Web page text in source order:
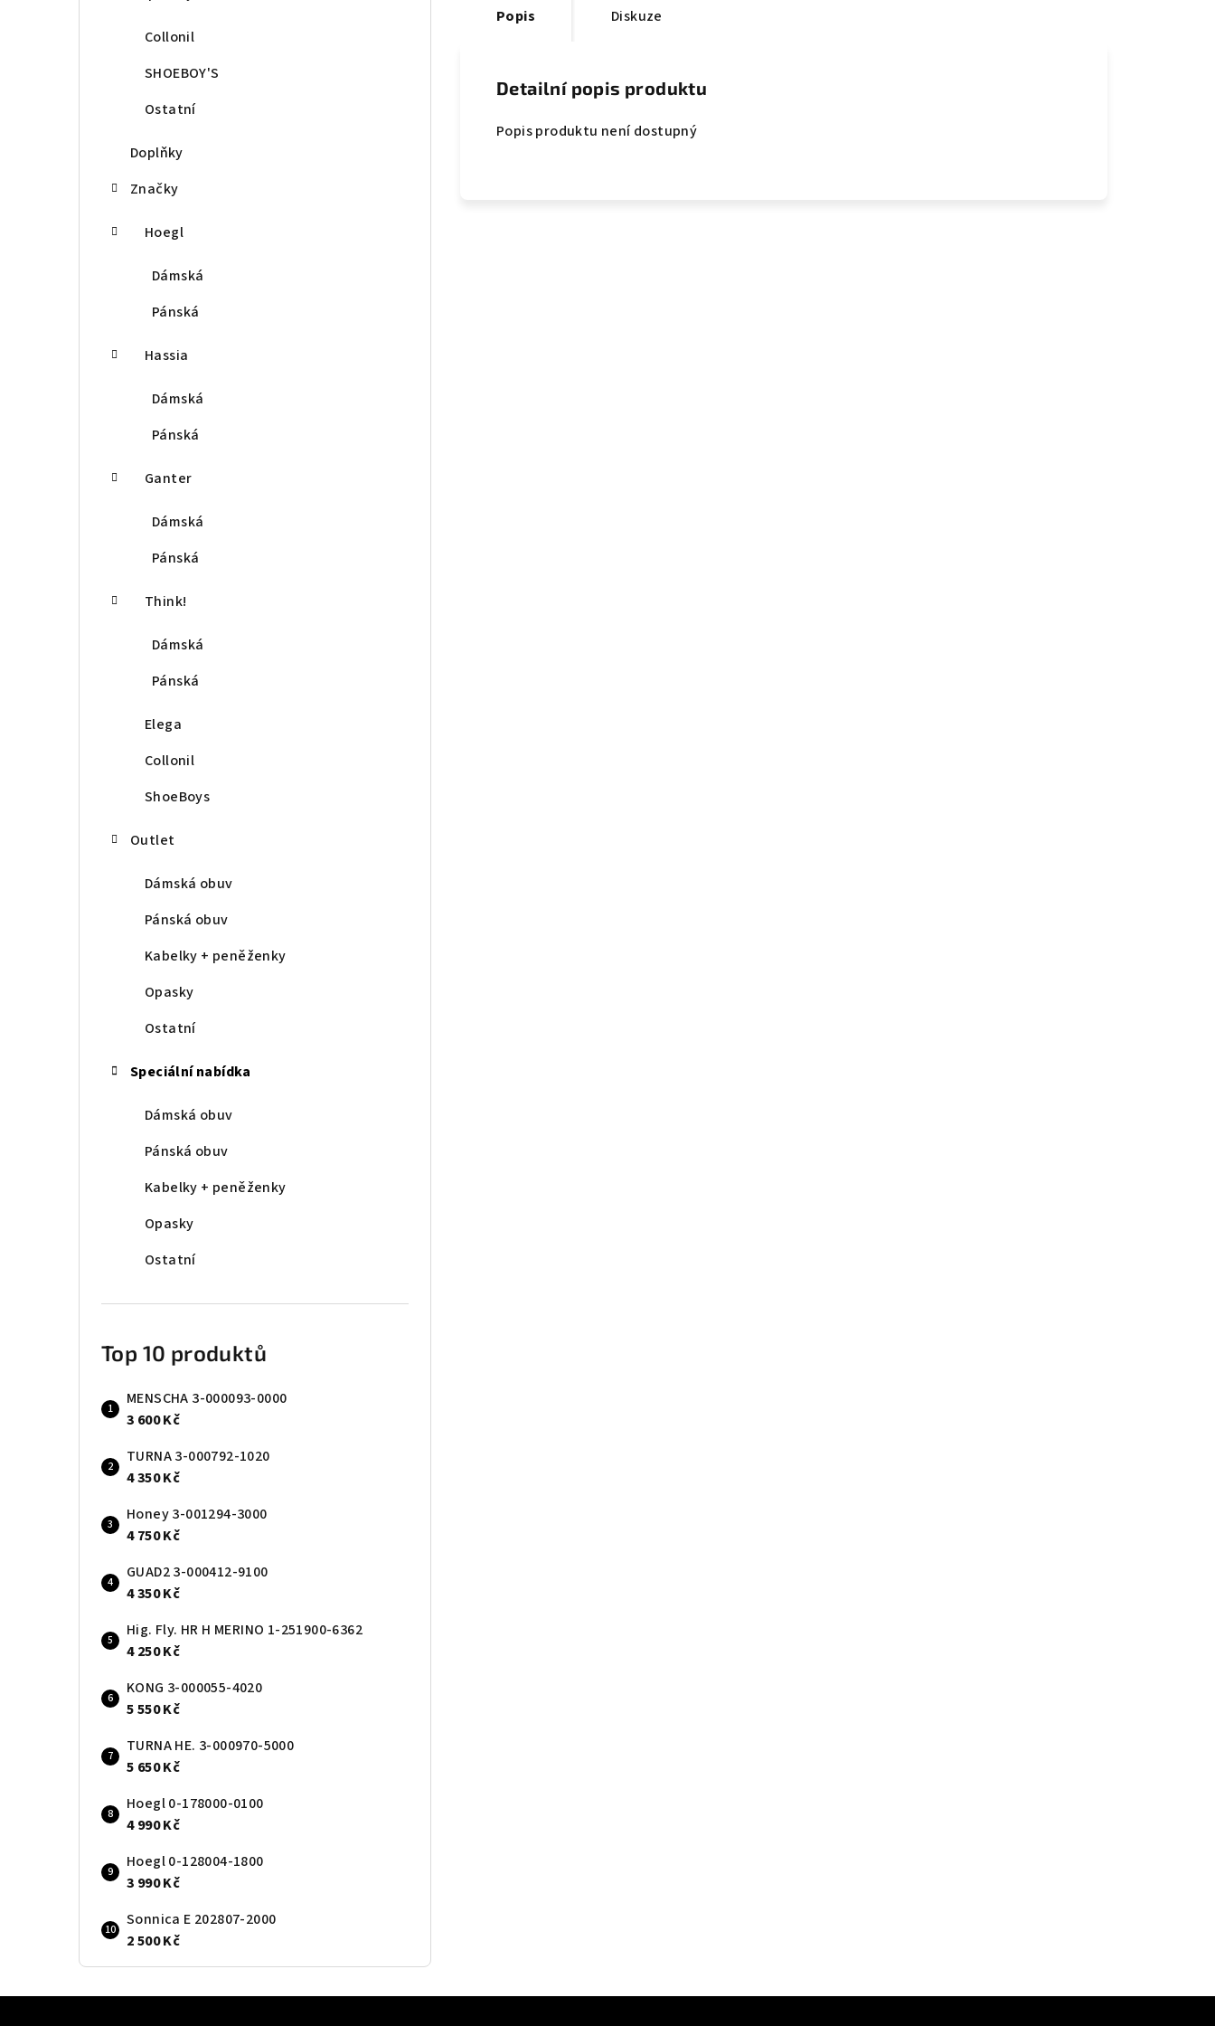
Collonil
SHOEBOY'S
Ostatní
Doplňky
Značky
Hoegl
Dámská
Pánská
Hassia
Dámská
Pánská
Ganter
Dámská
Pánská
Think!
Dámská
Pánská
Elega
Collonil
ShoeBoys
Outlet
Dámská obuv
Pánská obuv
Kabelky + peněženky
Opasky
Ostatní
Speciální nabídka
Dámská obuv
Pánská obuv
Kabelky + peněženky
Opasky
Ostatní
Top 10 produktů
MENSCHA 3-000093-0000
3 600 Kč
TURNA 3-000792-1020
4 350 Kč
Honey 3-001294-3000
4 750 Kč
GUAD2 3-000412-9100
4 350 Kč
Hig. Fly. HR H MERINO 1-251900-6362
4 250 Kč
KONG 3-000055-4020
5 550 Kč
TURNA HE. 3-000970-5000
5 650 Kč
Hoegl 0-178000-0100
4 990 Kč
Hoegl 0-128004-1800
3 990 Kč
Sonnica E 202807-2000
2 500 Kč
Popis Diskuze
Detailní popis produktu
Popis produktu není dostupný